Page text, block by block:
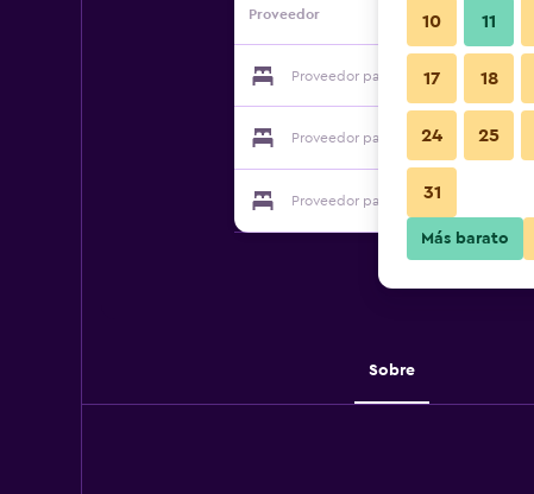
Proveedor
Proveedor para Up Room & Suite
Proveedor para Up Room & Suite
Proveedor para Up Room & Suite
Sobre
10 11
17 18
24 25
31
Más barato